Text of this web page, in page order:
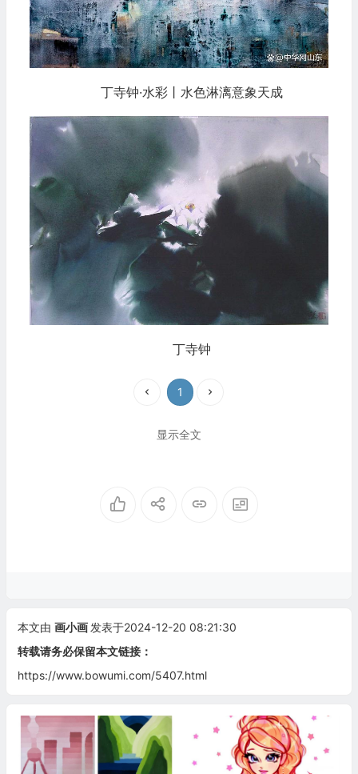
丁寺钟·水彩丨水色淋漓意象天成
丁寺钟
1
显示全文
本文由 画小画 发表于2024-12-20 08:21:30
转载请务必保留本文链接：
https://www.bowumi.com/5407.html